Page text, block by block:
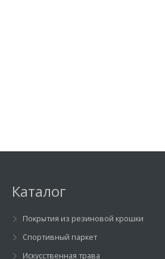
Каталог
Покрытия из резиновой крошки
Спортивный паркет
Искусственная трава